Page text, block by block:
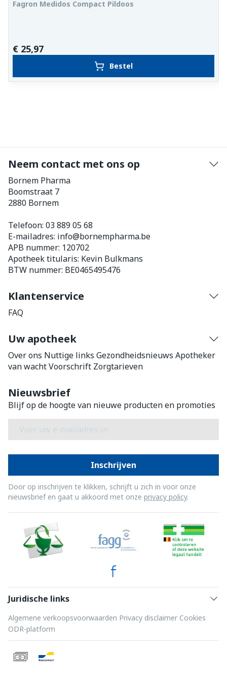
Fagron Medidos Compact Pildoos
€ 25,97
Bestel
Neem contact met ons op
Bornem Pharma
Boomstraat 7
2880 Bornem
Telefoon: 03 889 05 68
E-mailadres: info@bornempharma.be
APB nummer: 120702
Apotheek titularis: Kevin Bulkmans
BTW nummer: BE0465495476
Klantenservice
FAQ
Uw apotheek
Over ons Nuttige links Gezondheidsnieuws Apotheker
van wachtVoorschrift Zorgtarieven
Nieuwsbrief
Blijf op de hoogte van nieuwe producten en promoties
Inschrijven
Door op inschrijven te klikken, schrijft u zich in voor onze
nieuwsbrief en gaat u akkoord met onze privacy policy.
Juridische links
Algemene verkoopsvoorwaarden Privacy disclaimer Cookies
ODR-platform